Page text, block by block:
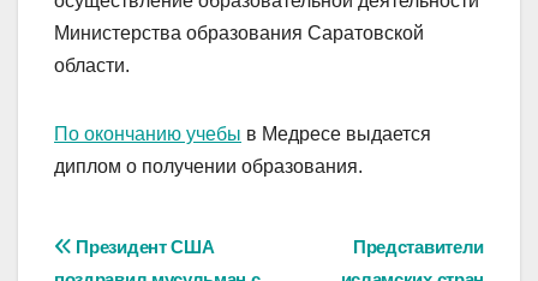
Министерства образования Саратовской
области.
По окончанию учебы в Медресе выдается
диплом о получении образования.
Навигация
Представители
Президент США